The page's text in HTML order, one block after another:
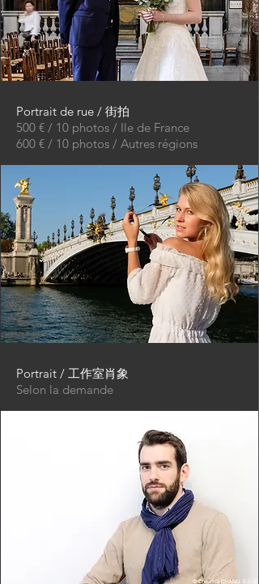
Portrait de rue / 街拍
500 € / 10 photos / Ile de France
600 € / 10 photos / Autres régions
Portrait / 工作室肖象
Selon la demande